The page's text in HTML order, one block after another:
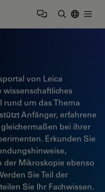
von Leica
rund um das Thema
Anfänger, erfahrene
bei ihrer
Erkunden Sie
der Mikroskopie ebenso
Sie Teil der
Sie Ihr Fachwissen.